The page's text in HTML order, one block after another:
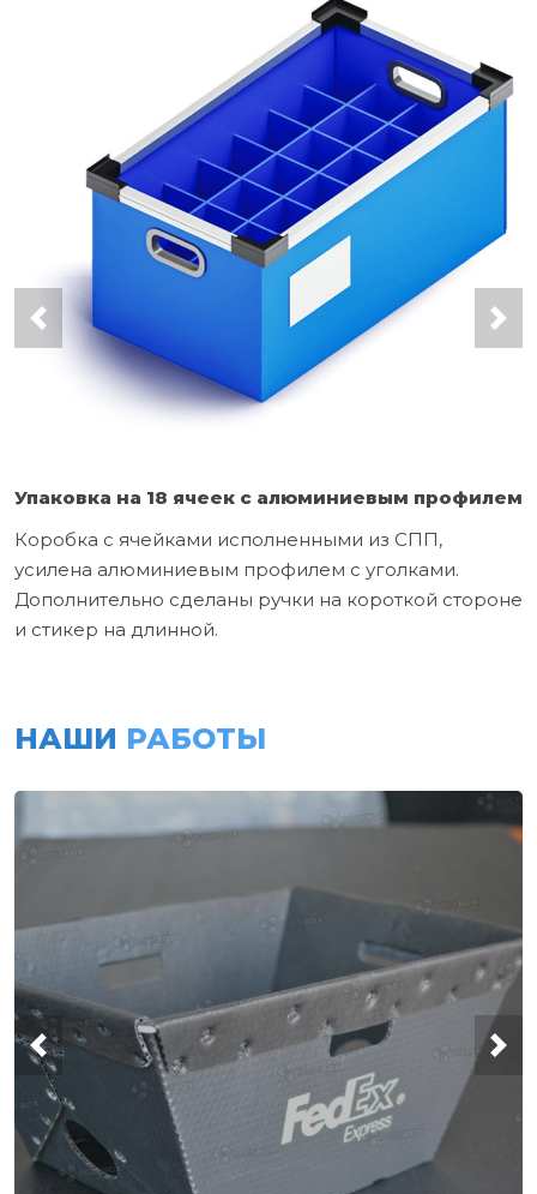
Упаковка на 18 ячеек с алюминиевым профилем
Коробка с ячейками исполненными из СПП,
усилена алюминиевым профилем с уголками.
Дополнительно сделаны ручки на короткой стороне
и стикер на длинной.
НАШИ РАБОТЫ